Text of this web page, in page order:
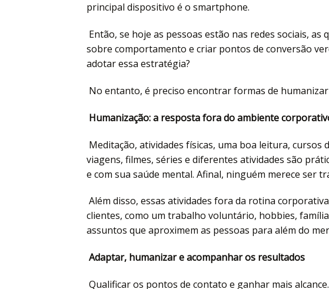
principal dispositivo é o smartphone.
Então, se hoje as pessoas estão nas redes sociais,
sobre comportamento e criar pontos de conversão
adotar essa estratégia?
No entanto, é preciso encontrar formas de humanizar
Humanização: a resposta fora do ambiente
Meditação, atividades físicas, uma boa leitura,
viagens, filmes, séries e diferentes atividades são
e com sua saúde mental. Afinal, ninguém merece ser
Além disso, essas atividades fora da rotina
clientes, como um trabalho voluntário, hobbies,
assuntos que aproximem as pessoas para além do
Adaptar, humanizar e acompanhar os resultados
Qualificar os pontos de contato e ganhar mais